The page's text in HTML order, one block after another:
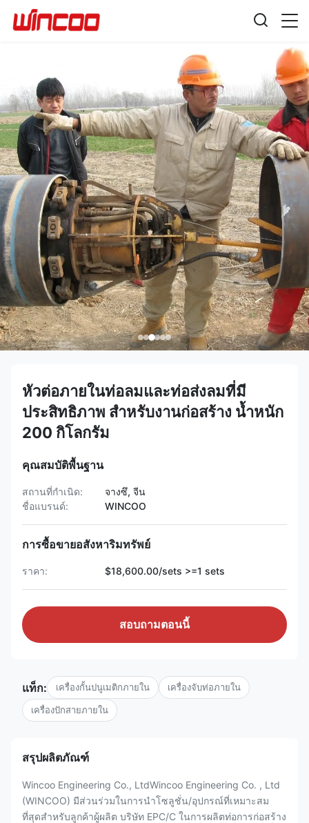
หัวต่อภายในท่อลมและท่อส่งลมที่มี
ประสิทธิภาพ สำหรับงานก่อสร้าง น้ำหนัก
200 กิโลกรัม
คุณสมบัติพื้นฐาน
สถานที่กำเนิด:
จางซึ, จีน
ชื่อแบรนด์:
WINCOO
การซื้อขายอสังหาริมทรัพย์
ราคา: $18,600.00/sets >=1 sets
สอบถามตอนนี้
แท็ก: เครื่องกั้นปนูเมติกภายใน เครื่องจับท่อภายใน
เครื่องปักสายภายใน
สรุปผลิตภัณฑ์
Wincoo Engineering Co., LtdWincoo Engineering Co. , Ltd
(WINCOO) มีส่วนร่วมในการนำโซลูชั่น/อุปกรณ์ที่เหมาะสม
ที่สุดสำหรับลูกค้าผู้ผลิต บริษัท EPC/C ในการผลิตท่อการก่อสร้าง